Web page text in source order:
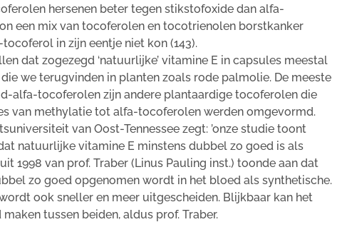
hersenen beter tegen stikstofoxide dan alfa-
een mix van tocoferolen en tocotrienolen borstkanker
in zijn eentje niet kon (143).
dat zogezegd ‘natuurlijke’ vitamine E in capsules meestal
we terugvinden in planten zoals rode palmolie. De meeste
alfa-tocoferolen zijn andere plantaardige tocoferolen die
van methylatie tot alfa-tocoferolen werden omgevormd.
van Oost-Tennessee zegt: ’onze studie toont
natuurlijke vitamine E minstens dubbel zo goed is als
1998 van prof. Traber (Linus Pauling inst.) toonde aan dat
zo goed opgenomen wordt in het bloed als synthetische.
ook sneller en meer uitgescheiden. Blijkbaar kan het
tussen beiden, aldus prof. Traber.